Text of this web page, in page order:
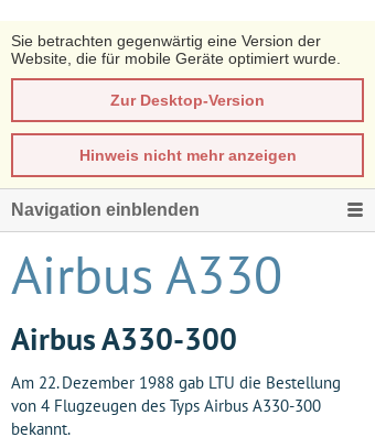
Sie betrachten gegenwärtig eine Version der
Website, die für mobile Geräte optimiert wurde.
Zur Desktop-Version
Hinweis nicht mehr anzeigen
Navigation einblenden
Airbus A330
Airbus A330-300
Am 22. Dezember 1988 gab LTU die Bestellung
von 4 Flugzeugen des Typs Airbus A330-300
bekannt.